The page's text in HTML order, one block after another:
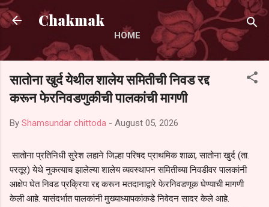
Skip to main content
Chakmak
HOME
सातोना खुर्द येथील शालेय समितीची निवड रद्द
करून फेरनिवडणुकीची पालकांची मागणी
By Shamsundar chittoda - August 05, 2026
सातोना प्रतिनिधी सुरेश लहाने जिल्हा परिषद प्राथमिक शाळा, सातोना खुर्द (ता.
परतूर) येथे नुकत्याच झालेल्या शालेय व्यवस्थापन समितीच्या निवडीवर पालकांनी
आक्षेप घेत निवड प्रक्रिया रद्द करून मतदानाद्वारे फेरनिवडणूक घेण्याची मागणी
केली आहे. यासंदर्भात पालकांनी मुख्याध्यापकांकडे निवेदन सादर केले आहे.